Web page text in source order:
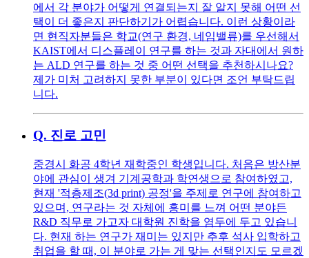
에서 각 분야가 어떻게 연결되는지 잘 알지 못해 어떤 선
택이 더 좋은지 판단하기가 어렵습니다. 이런 상황이라
면 현직자분들은 학교(연구 환경, 네임밸류)를 우선해서
KAIST에서 디스플레이 연구를 하는 것과 자대에서 원하
는 ALD 연구를 하는 것 중 어떤 선택을 추천하시나요?
제가 미처 고려하지 못한 부분이 있다면 조언 부탁드립
니다.
Q. 진로 고민
중경시 화공 4학년 재학중인 학생입니다. 처음은 방산분
야에 관심이 생겨 기계공학과 학연생으로 참여하였고,
현재 '적층제조(3d print) 공정'을 주제로 연구에 참여하고
있으며, 연구라는 것 자체에 흥미를 느껴 어떤 분야든
R&D 직무로 가고자 대학원 진학을 염두에 두고 있습니
다. 현재 하는 연구가 재미는 있지만 추후 석사 입학하고
취업을 할 때, 이 분야로 가는 게 맞는 선택인지도 모르겠